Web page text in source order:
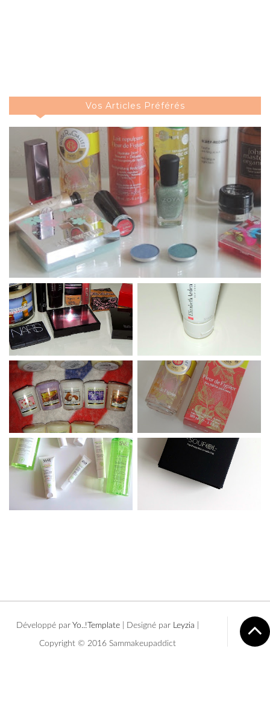
Vos Articles Préférés
Développé par Yo..!Template | Designé par Leyzia
Copyright © 2016 Sammakeupaddict